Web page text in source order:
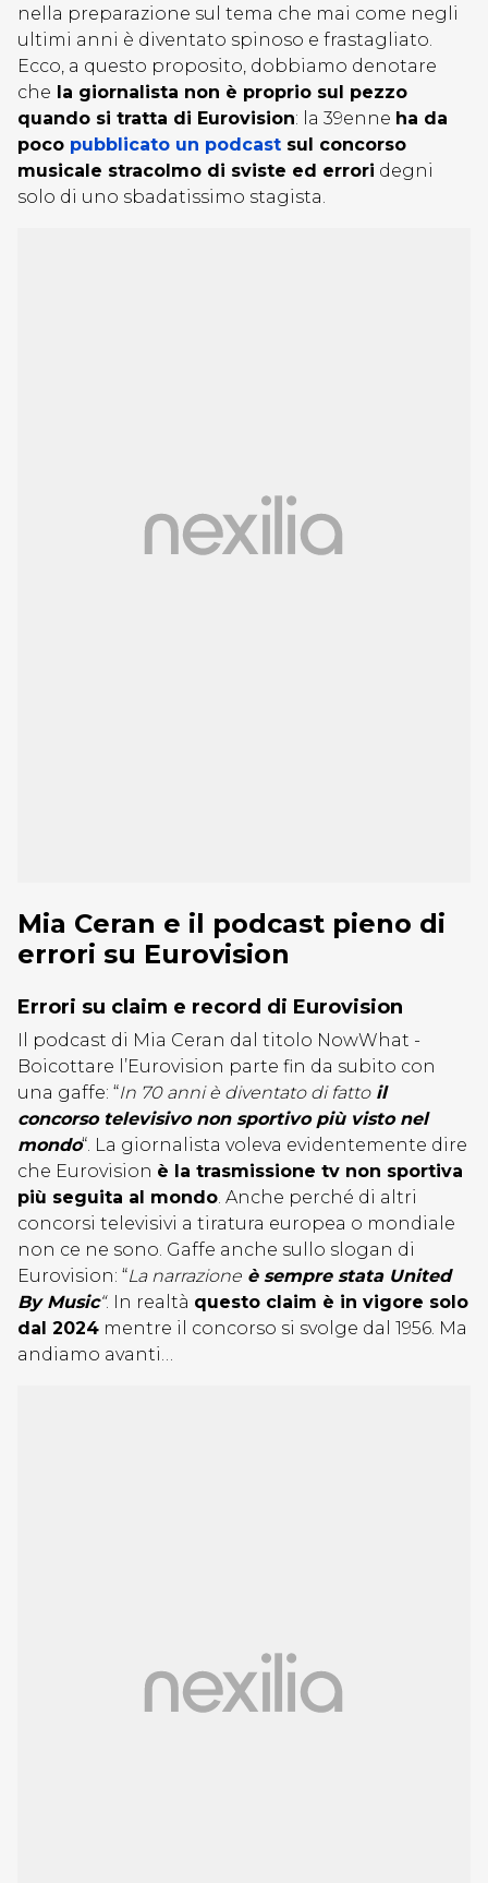
nella preparazione sul tema che mai come negli
ultimi anni è diventato spinoso e frastagliato.
Ecco, a questo proposito, dobbiamo denotare
che la giornalista non è proprio sul pezzo
quando si tratta di Eurovision: la 39enne ha da
poco pubblicato un podcast sul concorso
musicale stracolmo di sviste ed errori degni
solo di uno sbadatissimo stagista.
Mia Ceran e il podcast pieno di
errori su Eurovision
Errori su claim e record di Eurovision
Il podcast di Mia Ceran dal titolo NowWhat -
Boicottare l’Eurovision parte fin da subito con
una gaffe: “In 70 anni è diventato di fattoil
concorso televisivo non sportivo più visto nel
mondo“. La giornalista voleva evidentemente dire
che Eurovision è la trasmissione tv non sportiva
più seguita al mondo. Anche perché di altri
concorsi televisivi a tiratura europea o mondiale
non ce ne sono. Gaffe anche sullo slogan di
Eurovision: “La narrazione è sempre stata United
By Music“. In realtà questo claim è in vigore solo
dal 2024 mentre il concorso si svolge dal 1956. Ma
andiamo avanti…